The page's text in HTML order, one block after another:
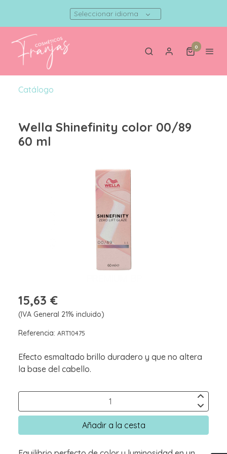
Seleccionar idioma
0
Catálogo
Wella Shinefinity color 00/89
60 ml
15,63 €
(IVA General 21% incluido)
Referencia: ART10475
Efecto esmaltado brillo duradero y que no altera
la base del cabello.
Añadir a la cesta